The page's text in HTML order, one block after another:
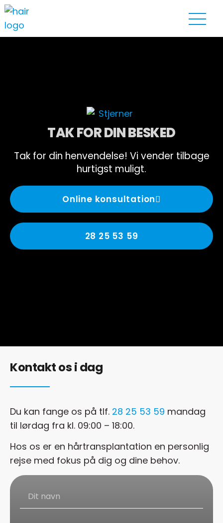
TAK FOR DIN BESKED
Tak for din henvendelse! Vi vender tilbage
hurtigst muligt.
Online konsultation
28 25 53 59
Kontakt os i dag
Du kan fange os på tlf. 28 25 53 59 mandag
til lørdag fra kl. 09:00 – 18:00.
Hos os er en hårtransplantation en personlig
rejse med fokus på dig og dine behov.